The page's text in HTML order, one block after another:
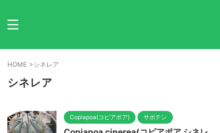
HOME >シネレア
シネレア
Copiapoa(コピアポア) サボテン